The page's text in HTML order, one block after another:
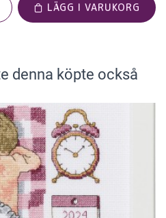
LÄGG I VARUKORG
denna köpte också